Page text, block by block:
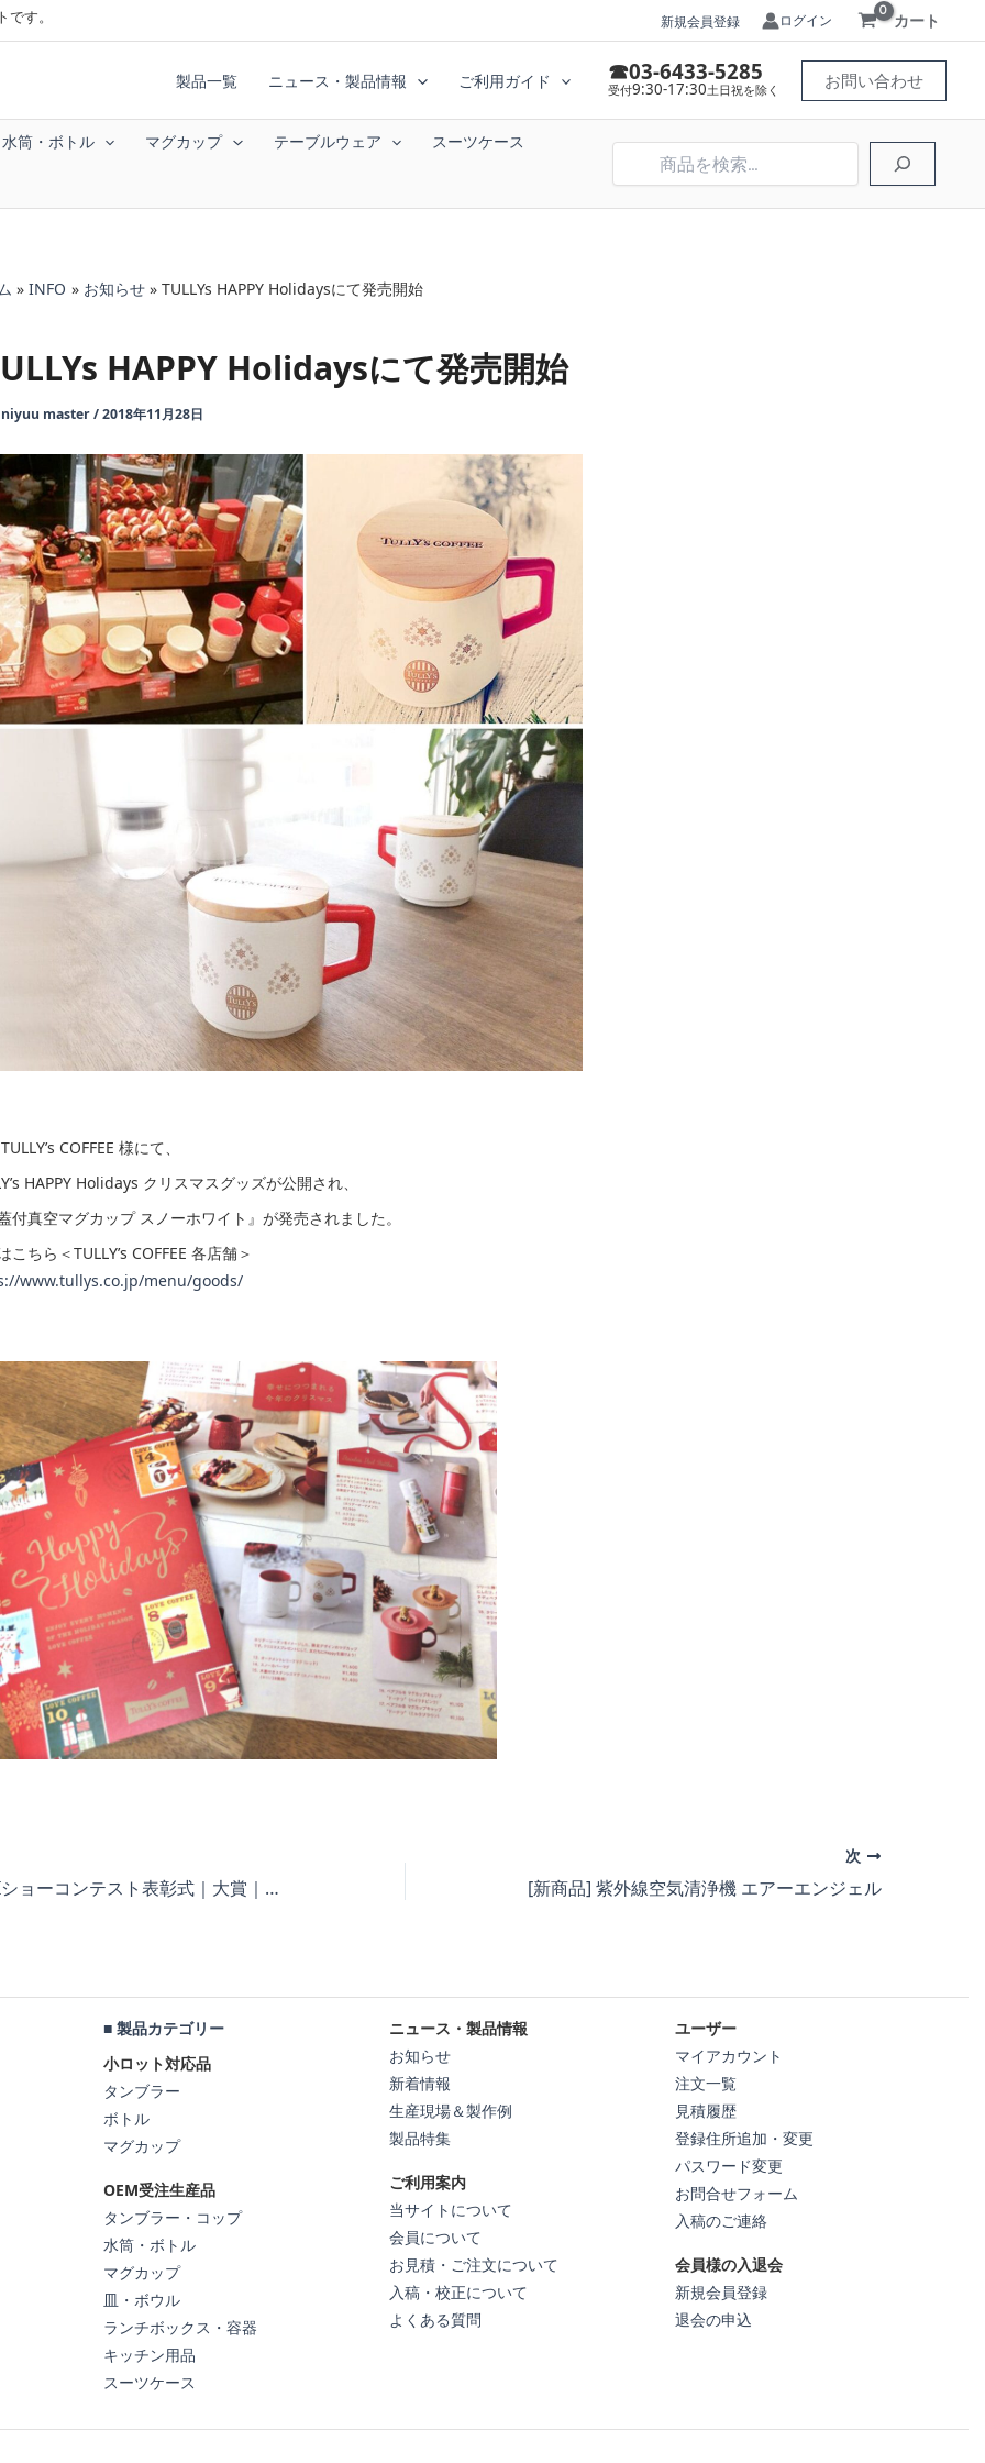
す。 新規会員登録 ログイン カート
製品一覧 ニュース・製品情報 ご利用ガイド ☎03-6433-5285
受付9:30-17:30土日祝を除く お問い合わせ
水筒・ボトル マグカップ テーブルウェア スーツケース
検
INFO お知らせ TULLYs HAPPY Holidaysにて発売開始
HAPPY Holidaysにて発売開始
niyuu master/2018年11月28日
COFFEE 様にて、
HAPPY Holidays クリスマスグッズが公開され、
付真空マグカップ スノーホワイト』が発売されました。
こちら＜TULLY’s COFFEE 各店舗＞
www.tullys.co.jp/menu/goods/
第58回PIショーコンテスト表彰式｜大賞｜木蓋付マグカップ
次
[新商品] 紫外線空気清浄機 エアーエンジェル
■ 製品カテゴリー
小ロット対応品
タンブラー
ボトル
マグカップ
OEM受注生産品
タンブラー・コップ
水筒・ボトル
マグカップ
皿・ボウル
ランチボックス・容器
キッチン用品
スーツケース
ニュース・製品情報
お知らせ
新着情報
生産現場＆製作例
製品特集
ご利用案内
当サイトについて
会員について
お見積・ご注文について
入稿・校正について
よくある質問
ユーザー
マイアカウント
注文一覧
見積履歴
登録住所追加・変更
パスワード変更
お問合せフォーム
入稿のご連絡
会員様の入退会
新規会員登録
退会の申込